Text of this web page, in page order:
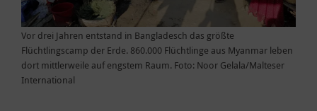
Vor drei Jahren entstand in Bangladesch das größte
Flüchtlingscamp der Erde. 860.000 Flüchtlinge aus Myanmar leben
dort mittlerweile auf engstem Raum. Foto: Noor Gelala/Malteser
International